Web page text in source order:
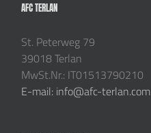
AFC TERLAN
St. Peterweg 79
39018 Terlan
MwSt.Nr.: IT01513790210
E-mail: info@afc-terlan.com